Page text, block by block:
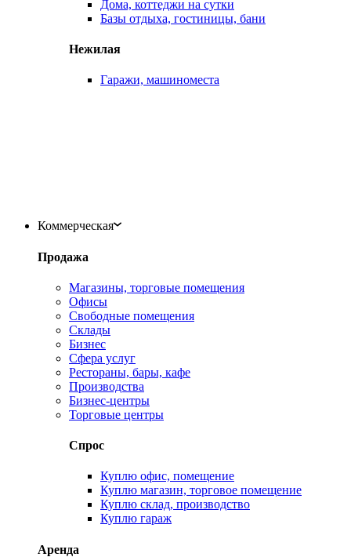
Дома, коттеджи на сутки
Базы отдыха, гостиницы, бани
Нежилая
Гаражи, машиноместа
Коммерческая
Продажа
Магазины, торговые помещения
Офисы
Свободные помещения
Склады
Бизнес
Сфера услуг
Рестораны, бары, кафе
Производства
Бизнес-центры
Торговые центры
Спрос
Куплю офис, помещение
Куплю магазин, торговое помещение
Куплю склад, производство
Куплю гараж
Аренда